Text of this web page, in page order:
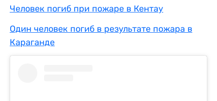
Человек погиб при пожаре в Кентау
Один человек погиб в результате пожара в
Караганде